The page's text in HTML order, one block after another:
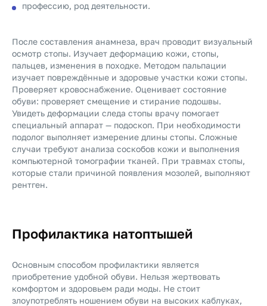
профессию, род деятельности.
После составления анамнеза, врач проводит визуальный
осмотр стопы. Изучает деформацию кожи, стопы,
пальцев, изменения в походке. Методом пальпации
изучает повреждённые и здоровые участки кожи стопы.
Проверяет кровоснабжение. Оценивает состояние
обуви: проверяет смещение и стирание подошвы.
Увидеть деформации следа стопы врачу помогает
специальный аппарат — подоскоп. При необходимости
подолог выполняет измерение длины стопы. Сложные
случаи требуют анализа соскобов кожи и выполнения
компьютерной томографии тканей. При травмах стопы,
которые стали причиной появления мозолей, выполняют
рентген.
Профилактика натоптышей
Основным способом профилактики является
приобретение удобной обуви. Нельзя жертвовать
комфортом и здоровьем ради моды. Не стоит
злоупотреблять ношением обуви на высоких каблуках,